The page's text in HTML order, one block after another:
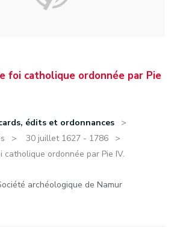
foi catholique ordonnée par Pie
édits et ordonnances
30 juillet 1627 - 1786
catholique ordonnée par Pie IV.
archéologique de Namur